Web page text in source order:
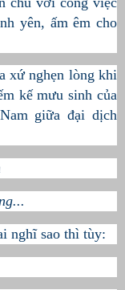
yên, ấm êm cho
xứ nghẹn lòng khi
kế mưu sinh của
giữa đại dịch
nghĩ sao thì tùy: